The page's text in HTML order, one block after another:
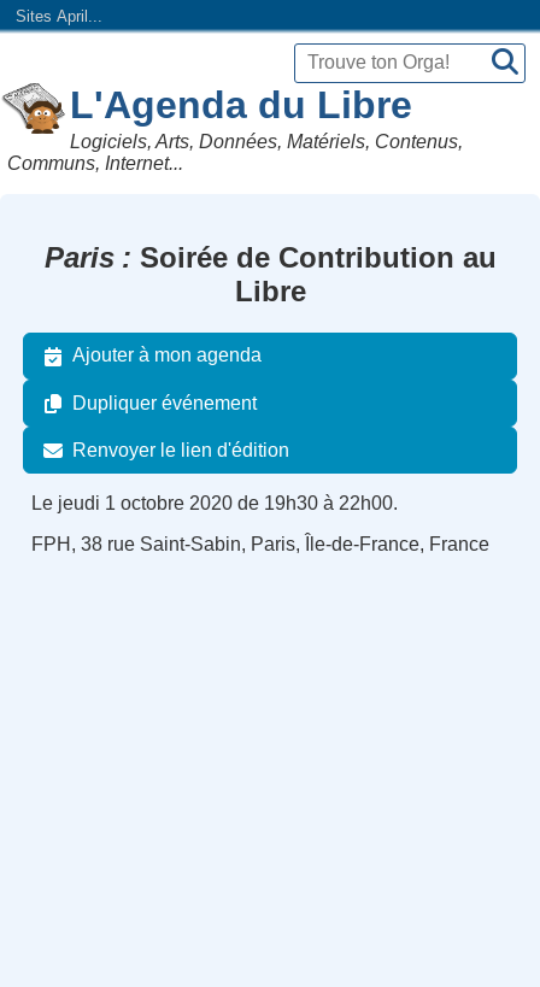
Sites April...
L'Agenda du Libre
Logiciels, Arts, Données, Matériels, Contenus,
Communs, Internet...
Paris
Soirée de Contribution au
Libre
Ajouter à mon agenda
Dupliquer événement
Renvoyer le lien d'édition
Le jeudi 1 octobre 2020 de 19h30 à 22h00.
FPH, 38 rue Saint-Sabin, Paris, Île-de-France, France